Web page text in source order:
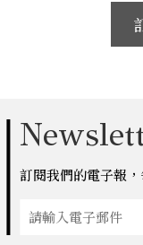
訂閱我們的電子報